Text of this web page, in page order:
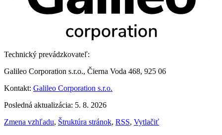
Technický prevádzkovateľ:
Galileo Corporation s.r.o., Čierna Voda 468, 925 06
Kontakt: Galileo Corporation s.r.o.
Posledná aktualizácia: 5. 8. 2026
Zmena vzhľadu, Štruktúra stránok, RSS, Vytlačiť